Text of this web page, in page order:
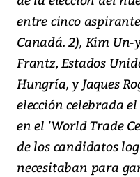
entre cinco
Canadá. 2), Kim Un-
Frantz, Estados
Hungría, y Jaques
elección celebrada
en el 'World Trade
de los candidatos
necesitaban para